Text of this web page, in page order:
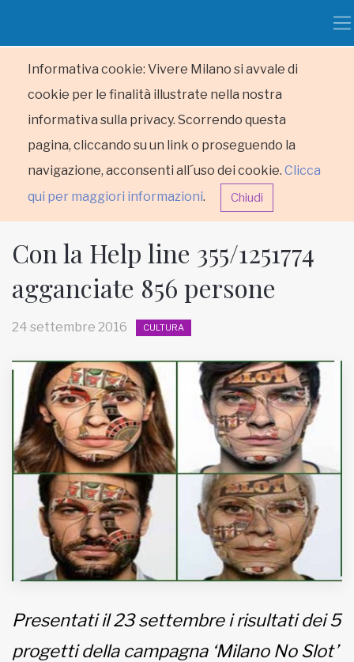
Informativa cookie: Vivere Milano si avvale di
cookie per le finalità illustrate nella nostra
informativa sulla privacy. Scorrendo questa
pagina, cliccando su un link o proseguendo la
navigazione, acconsenti all´uso dei cookie. Clicca
qui per maggiori informazioni. Chiudi
HOME
MUNICIPI
Inviateci le vostre segnalazioni
Iscriviti alla newsletter
www.viveremilano.info
Fondato e diretto da Enzo De
Bernardis
EDB edizioni - Via Brivio angolo C.
Informativa sulla privacy
Con la Help line 355/1251774
agganciate 856 persone
24 settembre 2016 CULTURA
Presentati il 23 settembre i risultati dei 5
progetti della campagna ‘Milano No Slot’